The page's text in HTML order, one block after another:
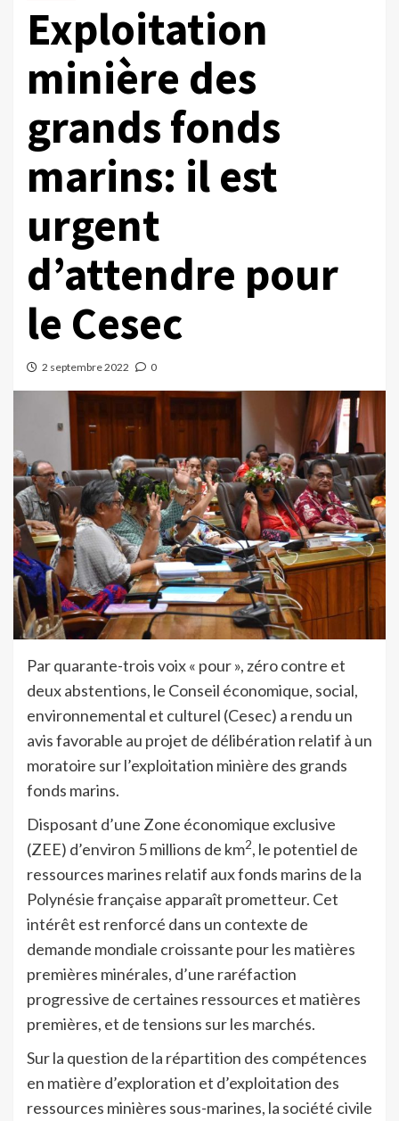
Exploitation
minière des
grands fonds
marins: il est
urgent
d’attendre pour
le Cesec
2 septembre 2022 0
Par quarante-trois voix « pour », zéro contre et
deux abstentions, le Conseil économique, social,
environnemental et culturel (Cesec) a rendu un
avis favorable au projet de délibération relatif à un
moratoire sur l’exploitation minière des grands
fonds marins.
Disposant d’une Zone économique exclusive
(ZEE) d’environ 5 millions de km2, le potentiel de
ressources marines relatif aux fonds marins de la
Polynésie française apparaît prometteur. Cet
intérêt est renforcé dans un contexte de
demande mondiale croissante pour les matières
premières minérales, d’une raréfaction
progressive de certaines ressources et matières
premières, et de tensions sur les marchés.
Sur la question de la répartition des compétences
en matière d’exploration et d’exploitation des
ressources minières sous-marines, la société civile